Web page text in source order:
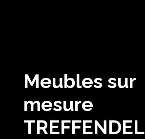
Meubles sur
mesure
TREFFENDEL